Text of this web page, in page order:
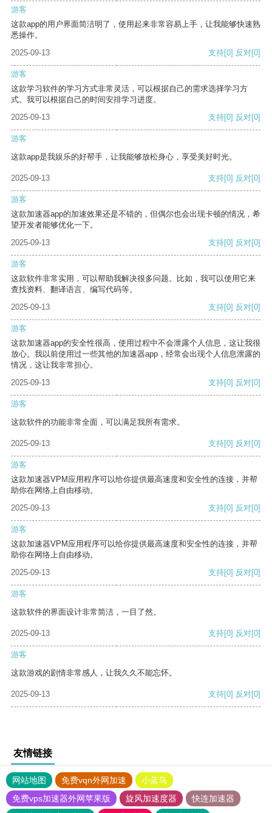
游客
这款app的用户界面简洁明了，使用起来非常容易上手，让我能够快速熟
悉操作。
2025-09-13
支持[0] 反对[0]
游客
这款学习软件的学习方式非常灵活，可以根据自己的需求选择学习方
式。我可以根据自己的时间安排学习进度。
2025-09-13
支持[0] 反对[0]
游客
这款app是我娱乐的好帮手，让我能够放松身心，享受美好时光。
2025-09-13 支持[0] 反对[0]
游客
这款加速器app的加速效果还是不错的，但偶尔也会出现卡顿的情况，希
望开发者能够优化一下。
2025-09-13
支持[0] 反对[0]
游客
这款软件非常实用，可以帮助我解决很多问题。比如，我可以使用它来
查找资料、翻译语言、编写代码等。
2025-09-13
支持[0] 反对[0]
游客
这款加速器app的安全性很高，使用过程中不会泄露个人信息，这让我很
放心。我以前使用过一些其他的加速器app，经常会出现个人信息泄露的
情况，这让我非常担心。
2025-09-13
支持[0] 反对[0]
游客
这款软件的功能非常全面，可以满足我所有需求。
2025-09-13 支持[0] 反对[0]
游客
这款加速器VPM应用程序可以给你提供最高速度和安全性的连接，并帮
助你在网络上自由移动。
2025-09-13
支持[0] 反对[0]
游客
这款加速器VPM应用程序可以给你提供最高速度和安全性的连接，并帮
助你在网络上自由移动。
2025-09-13
支持[0] 反对[0]
游客
这款软件的界面设计非常简洁，一目了然。
2025-09-13 支持[0] 反对[0]
游客
这款游戏的剧情非常感人，让我久久不能忘怀。
2025-09-13 支持[0] 反对[0]
友情链接
网站地图 免费vqn外网加速
小蓝鸟
免费vps加速器外网苹果版
旋风加速度器
快连加速器